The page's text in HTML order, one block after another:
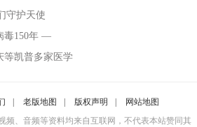
守护天使
毒150年 —
等凯普多家医学
老版地图 版权声明
网站地图
频、音频等资料均来自互联网，不代表本站赞同其